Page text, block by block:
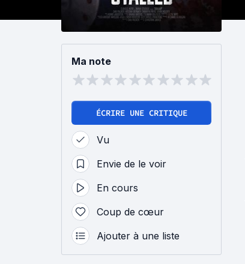
Ma note
ÉCRIRE UNE CRITIQUE
Vu
Envie de le voir
En cours
Coup de cœur
Ajouter à une liste